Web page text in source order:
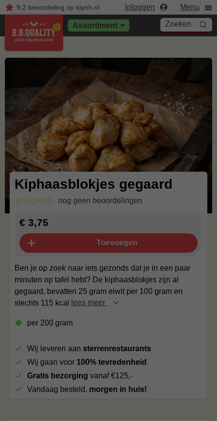
9,2 beoordelingop kiyoh.nl Inloggen Menu
Assortiment Zoeken
Kiphaasblokjes gegaard
nog geen beoordelingen
Ben je op zoek naar iets gezonds dat je in een paar
minuten op tafel hebt? De kiphaasblokjes zijn al
gegaard, bevatten 25 gram eiwit per 100 gram en
slechts 115 kcal
lees meer
per 200 gram
€ 3,75
Toevoegen
Wij leveren aan sterrenrestaurants
Wij gaan voor 100% tevredenheid
Gratis bezorging vanaf €125,-
Vandaag besteld, morgen in huis!